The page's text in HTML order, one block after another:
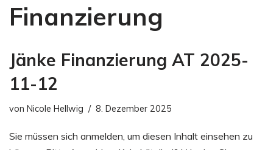
Finanzierung
Jänke Finanzierung AT 2025-
11-12
von Nicole Hellwig 8. Dezember 2025
Sie müssen sich anmelden, um diesen Inhalt einsehen zu